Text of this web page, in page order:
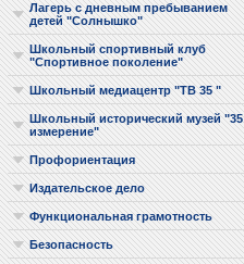
Лагерь с дневным пребыванием
детей "Солнышко"
Школьный спортивный клуб
"Спортивное поколение"
Школьный медиацентр "ТВ 35 "
Школьный исторический музей "35
измерение"
Профориентация
Издательское дело
Функциональная грамотность
Безопасность